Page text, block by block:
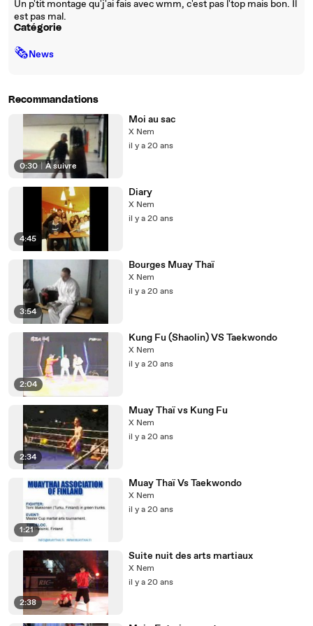
Un p'tit montage qu'j'ai fais avec wmm, c'est pas l'top mais bon. Il
est pas mal.
Catégorie
🗞News
Recommandations
0:30 | À suivre
Moi au sac
X Nem
il y a 20 ans
4:45
Diary
X Nem
il y a 20 ans
3:54
Bourges Muay Thaï
X Nem
il y a 20 ans
2:04
Kung Fu (Shaolin) VS Taekwondo
X Nem
il y a 20 ans
2:34
Muay Thaï vs Kung Fu
X Nem
il y a 20 ans
1:21
Muay Thaï Vs Taekwondo
X Nem
il y a 20 ans
2:38
Suite nuit des arts martiaux
X Nem
il y a 20 ans